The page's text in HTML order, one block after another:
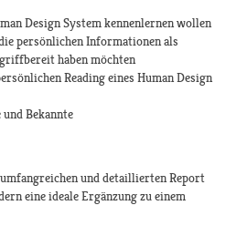
Design System kennenlernen wollen
persönlichen Informationen als
haben möchten
Reading eines Human Design
Bekannte
und detaillierten Report
eine ideale Ergänzung zu einem